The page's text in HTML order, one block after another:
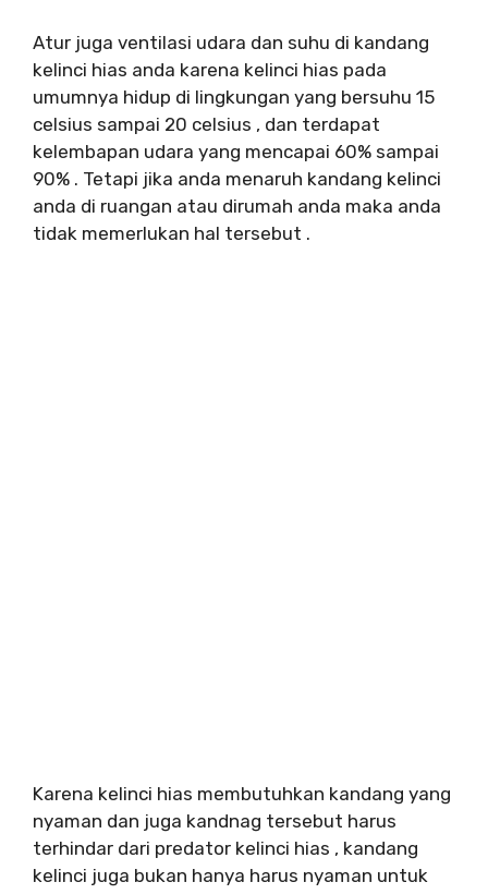
Atur juga ventilasi udara dan suhu di kandang
kelinci hias anda karena kelinci hias pada
umumnya hidup di lingkungan yang bersuhu 15
celsius sampai 20 celsius , dan terdapat
kelembapan udara yang mencapai 60% sampai
90% . Tetapi jika anda menaruh kandang kelinci
anda di ruangan atau dirumah anda maka anda
tidak memerlukan hal tersebut .
Karena kelinci hias membutuhkan kandang yang
nyaman dan juga kandnag tersebut harus
terhindar dari predator kelinci hias , kandang
kelinci juga bukan hanya harus nyaman untuk